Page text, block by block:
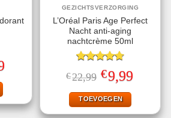
Huidige
prijs
GEZICHTSVERZORGING
L’Oréal Paris Age Perfect
Nacht anti-aging
nachtcrème 50ml
Gewaardeerd
4.75uit 5
€22,99 Oorspronkelijke
prijs
was:
€22,99.
€9,99Huidige
prijs
TOEVOEGEN